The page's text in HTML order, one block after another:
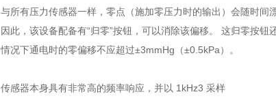
与所有压力传感器一样，零点（施加零压力时的输出）会随时间漂
因此，该设备配备有“归零”按钮，可以消除该偏移。 这归零按
情况下通电时的零偏移不应超过±3mmHg（±0.5kPa）。
传感器本身具有非常高的频率响应，并以 1kHz3 采样